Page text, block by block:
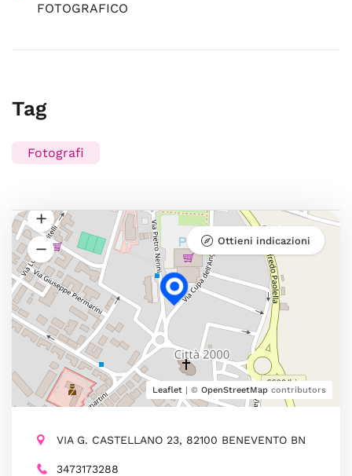
FOTOGRAFICO
Tag
Fotografi
Leaflet | © OpenStreetMap contributors
Ottieni indicazioni
VIA G. CASTELLANO 23, 82100 BENEVENTO BN
3473173288